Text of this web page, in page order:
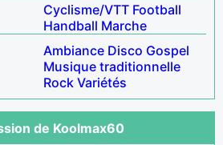
Cyclisme/VTT Football
Handball Marche
Ambiance Disco Gospel
Musique traditionnelle
Rock Variétés
de Koolmax60